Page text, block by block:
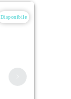
Disponibile